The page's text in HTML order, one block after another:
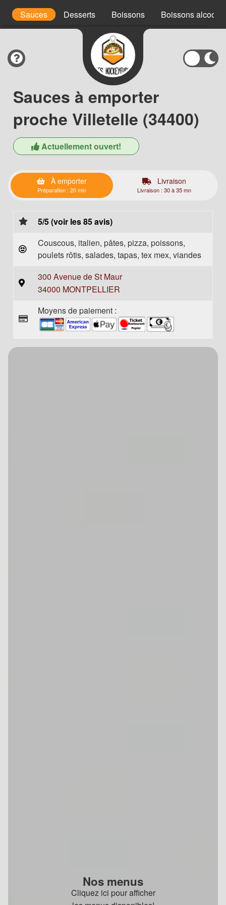
Sauces Desserts Boissons Boissons
Sauces à emporter
proche Villetelle (34400)
Actuellement ouvert!
À emporter
Préparation : 20 min
Livraison
Livraison : 30 à 35 mn
5/5 (voir les 85 avis)
Couscous, italien, pâtes, pizza, poissons,
poulets rôtis, salades, tapas, tex mex, viandes
300 Avenue de St Maur
34000 MONTPELLIER
Moyens de paiement :
Nos menus
Cliquez ici pour afficher